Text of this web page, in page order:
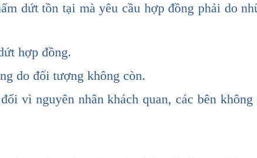
dứt tồn tại mà yêu cầu hợp đồng phải do
hợp đồng.
do đối tượng không còn.
vì nguyên nhân khách quan, các bên